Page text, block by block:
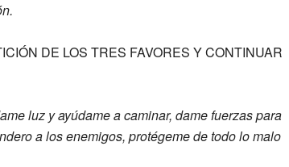
DE LOS TRES FAVORES Y CONTINUAR
luz y ayúdame a caminar, dame fuerzas para
a losenemigos, protégeme de todo lo malo